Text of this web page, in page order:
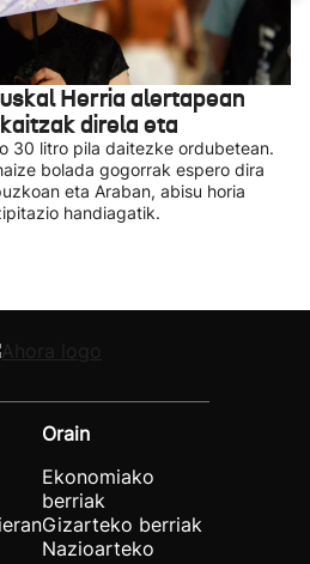
Herria alertapean
direla eta
30 litro pila daitezke ordubetean.
bolada gogorrak espero dira
eta Araban, abisu horia
handiagatik.
Orain
Ekonomiako
berriak
Gizarteko berriak
Nazioarteko